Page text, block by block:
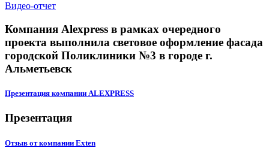
Видео-отчет
Компания Alexpress в рамках очередного
проекта выполнила световое оформление фасада
городской Поликлиники №3 в городе г.
Альметьевск
Презентация компании ALEXPRESS
Презентация
Отзыв от компании Exten